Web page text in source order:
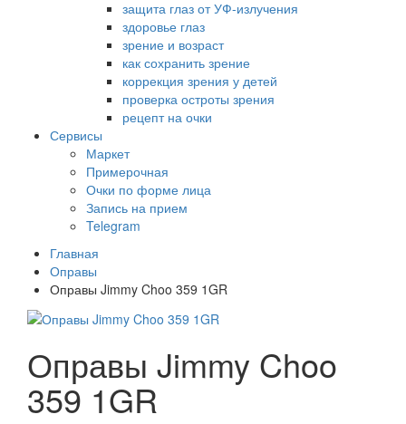
защита глаз от УФ-излучения
здоровье глаз
зрение и возраст
как сохранить зрение
коррекция зрения у детей
проверка остроты зрения
рецепт на очки
Сервисы
Маркет
Примерочная
Очки по форме лица
Запись на прием
Telegram
Главная
Оправы
Оправы Jimmy Choo 359 1GR
Оправы Jimmy Choo
359 1GR